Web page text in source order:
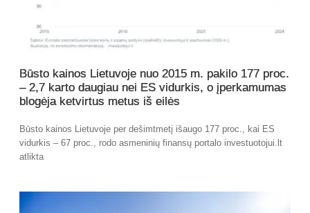
Būsto kainos Lietuvoje nuo 2015 m. pakilo 177 proc.
– 2,7 karto daugiau nei ES vidurkis, o įperkamumas
blogėja ketvirtus metus iš eilės
Būsto kainos Lietuvoje per dešimtmetį išaugo 177 proc., kai ES
vidurkis – 67 proc., rodo asmeninių finansų portalo investuotojui.lt
atlikta